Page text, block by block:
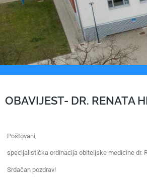
OBAVIJEST- DR. RENATA
Poštovani,
specijalistička ordinacija obiteljske medicine dr.
Srdačan pozdrav!